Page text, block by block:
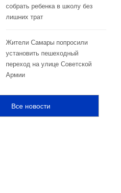
собрать ребенка в школу без
лишних трат
Жители Самары попросили
установить пешеходный
переход на улице Советской
Армии
Все новости